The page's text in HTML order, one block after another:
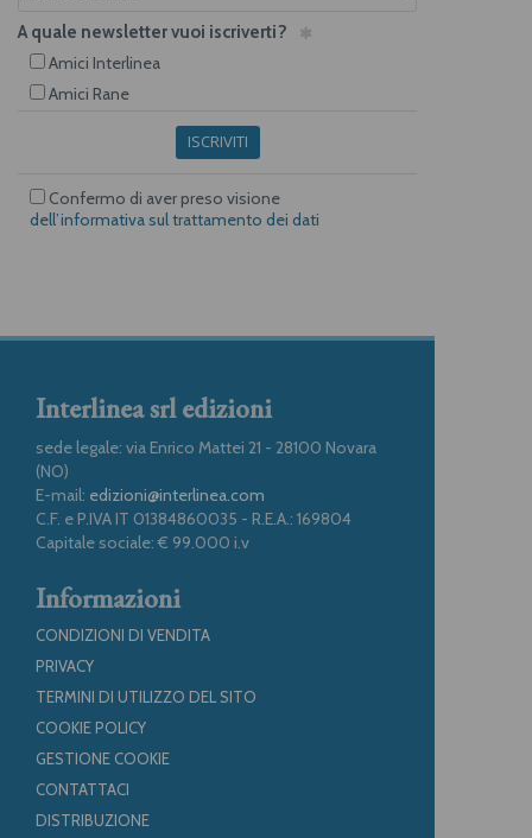
A quale newsletter vuoi iscriverti?
Amici Interlinea
Amici Rane
ISCRIVITI
Confermo di aver preso visione
dell’informativa sul trattamento dei dati
Interlinea srl edizioni
sede legale: via Enrico Mattei 21 - 28100 Novara
(NO)
E-mail: edizioni@interlinea.com
C.F. e P.IVA IT 01384860035 - R.E.A.: 169804
Capitale sociale: € 99.000 i.v
Informazioni
CONDIZIONI DI VENDITA
PRIVACY
TERMINI DI UTILIZZO DEL SITO
COOKIE POLICY
GESTIONE COOKIE
CONTATTACI
DISTRIBUZIONE